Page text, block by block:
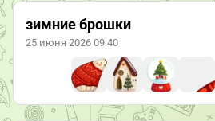
зимние брошки
25 июня 2026 09:40